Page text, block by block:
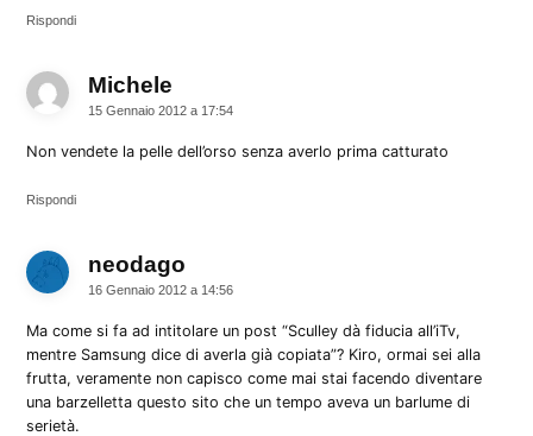
Rispondi
Michele
15 Gennaio 2012 a 17:54
Non vendete la pelle dell’orso senza averlo prima catturato
Rispondi
neodago
16 Gennaio 2012 a 14:56
Ma come si fa ad intitolare un post “Sculley dà fiducia all’iTv,
mentre Samsung dice di averla già copiata”? Kiro, ormai sei alla
frutta, veramente non capisco come mai stai facendo diventare
una barzelletta questo sito che un tempo aveva un barlume di
serietà.